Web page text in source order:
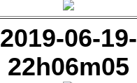
2019-06-19-
22h06m05